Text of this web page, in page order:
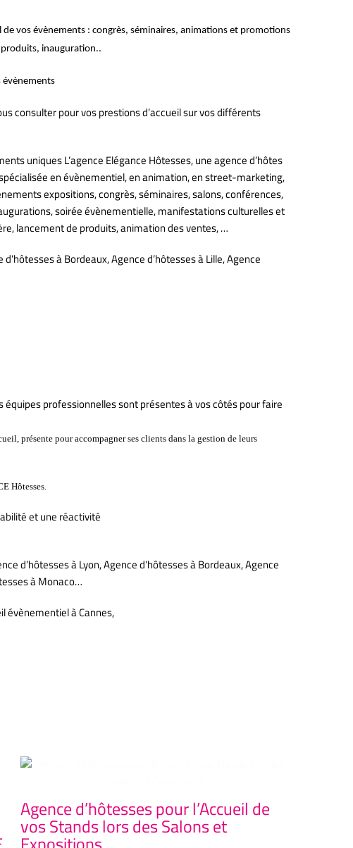
de vos évènements : congrès, séminaires, animations et promotions
inauguration..
évènements
consulter pour vos prestions d’accueil sur vos différents
uniques L’agence Elégance Hôtesses, une agence d’hôtes
en évènementiel, en animation, en street-marketing,
expositions, congrès, séminaires, salons, conférences,
soirée évènementielle, manifestations culturelles et
lancement de produits, animation des ventes, …
à Bordeaux, Agence d’hôtesses à Lille, Agence
professionnelles sont présentes à vos côtés pour faire
présente pour accompagner ses clients dans la gestion de leurs
Hôtesses.
et une réactivité
d’hôtesses à Lyon, Agence d’hôtesses à Bordeaux, Agence
à Monaco…
évènementiel à Cannes,
Agence d’hôtesses pour l’Accueil de
vos Stands lors des Salons et